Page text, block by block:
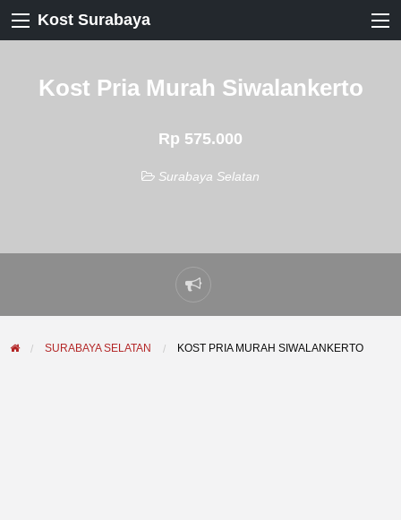
Kost Surabaya
Kost Pria Murah Siwalankerto
Rp 575.000
Surabaya Selatan
Laporkan
masalah
SURABAYA SELATAN KOST PRIA MURAH SIWALANKERTO